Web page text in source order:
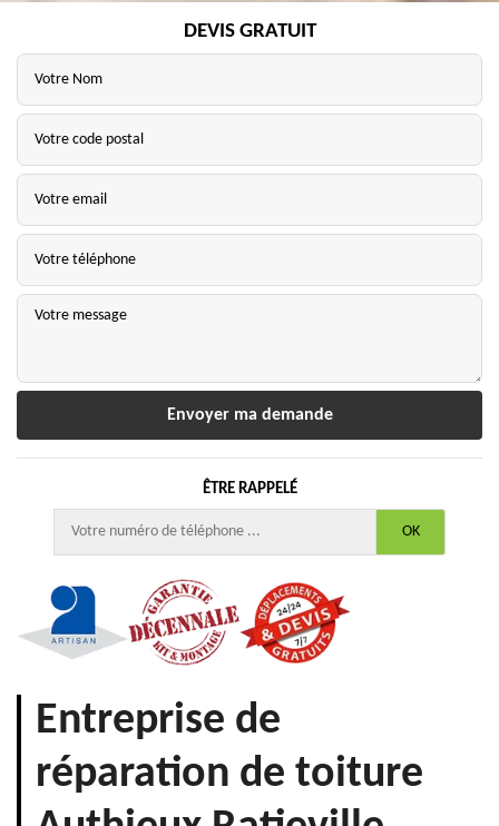
DEVIS GRATUIT
ÊTRE RAPPELÉ
Entreprise de
réparation de toiture